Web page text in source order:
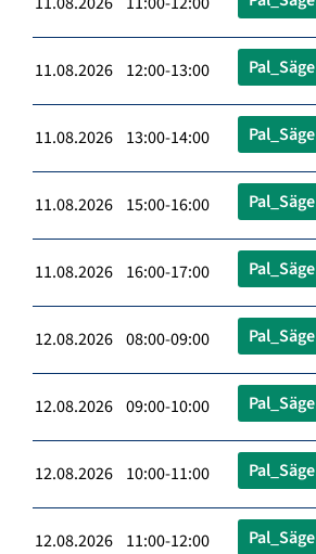
11.08.2026 12:00-13:00 Pal_Säge
11.08.2026 13:00-14:00 Pal_Säge
11.08.2026 15:00-16:00 Pal_Säge
11.08.2026 16:00-17:00 Pal_Säge
12.08.2026 08:00-09:00 Pal_Säge
12.08.2026 09:00-10:00 Pal_Säge
12.08.2026 10:00-11:00 Pal_Säge
12.08.2026 11:00-12:00 Pal_Säge